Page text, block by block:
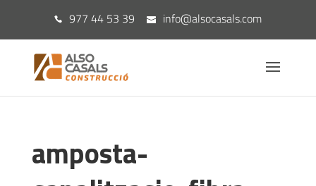
977 44 53 39 info@alsocasals.com
amposta-